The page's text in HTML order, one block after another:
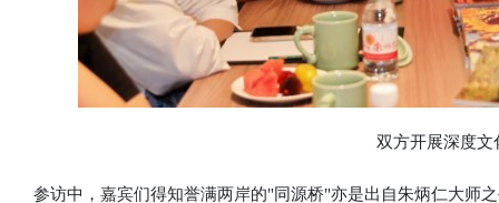
双方开展深度文
参访中，嘉宾们得知誉满两岸的"同源桥"亦是出自朱炳仁大师之